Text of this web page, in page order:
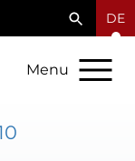
DE
Menu